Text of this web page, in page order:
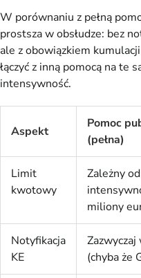
W porównaniu z pełną
prostsza w obsłudze: bez
ale z obowiązkiem
łączyć z inną pomocą na te
intensywność.
Aspekt
Pomoc
(pełna)
Limit
kwotowy
Zależny
miliony
Notyfikacja
KE
Zazwyczaj
(chyba że